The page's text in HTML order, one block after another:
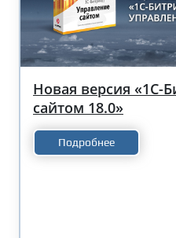
Новая версия «1С-
сайтом 18.0»
Подробнее